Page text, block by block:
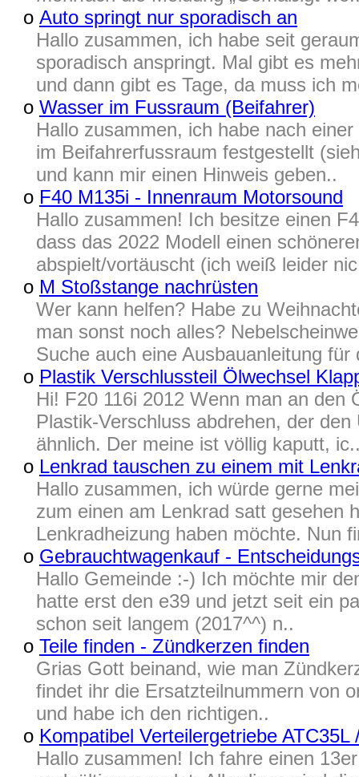
o Auto springt nur sporadisch an
Hallo zusammen, ich habe seit
sporadisch anspringt. Mal gibt es
und dann gibt es Tage, da muss ich
o Wasser im Fussraum (Beifahrer)
Hallo zusammen, ich habe nach
im Beifahrerfussraum festgestellt
und kann mir einen Hinweis geben..
o F40 M135i - Innenraum Motorsound
Hallo zusammen! Ich besitze einen
dass das 2022 Modell einen
abspielt/vortäuscht (ich weiß leider
o M Stoßstange nachrüsten
Wer kann helfen? Habe zu
man sonst noch alles?
Suche auch eine Ausbauanleitung für
o Plastik Verschlussteil Ölwechsel
Hi! F20 116i 2012 Wenn man an den
Plastik-Verschluss abdrehen, der
ähnlich. Der meine ist völlig kaputt,
o Lenkrad tauschen zu einem mit
Hallo zusammen, ich würde gerne
zum einen am Lenkrad satt gesehen
Lenkradheizung haben möchte. Nun
o Gebrauchtwagenkauf -
Hallo Gemeinde :-) Ich möchte mir
hatte erst den e39 und jetzt seit ein
schon seit langem (2017^^) n..
o Teile finden - Zündkerzen finden
Grias Gott beinand, wie man
findet ihr die Ersatzteilnummern von
und habe ich den richtigen..
o Kompatibel Verteilergetriebe ATC35L
Hallo zusammen! Ich fahre einen